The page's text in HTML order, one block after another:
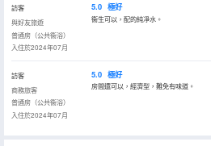
訪客
與好友旅遊
普通房（公共衞浴）
入住於2024年07月
5.0 極好
衞生可以，配的純凈水。
訪客
商務旅客
普通房（公共衞浴）
入住於2024年07月
5.0 極好
房間還可以，經濟型，難免有味道。